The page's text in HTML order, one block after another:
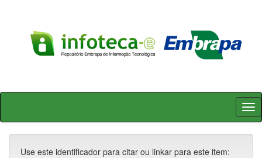
Skip
Use este identificador para citar ou linkar para este item: